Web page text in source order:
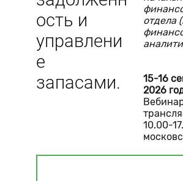
ость и
управлени
е
запасами.
отдела
15-16
2026
10.00-